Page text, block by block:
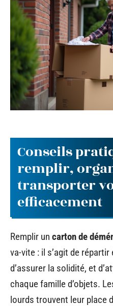
Conseils
remplir,
transporter
efficacement
Remplir un carton de
va-vite : il s’agit de
d’assurer la solidité, et
chaque famille d’objets.
lourds trouvent leur place